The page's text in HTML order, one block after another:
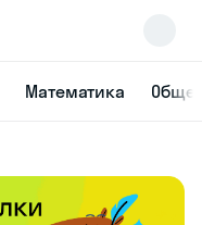
Математика